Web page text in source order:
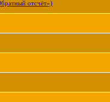
отсчёт»)